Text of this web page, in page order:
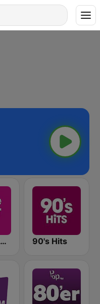
Danske 80'er Hits 90's Hits